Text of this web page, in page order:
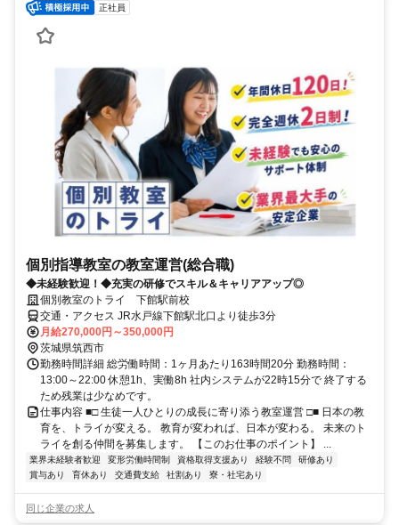
正社員
個別指導教室の教室運営(総合職)
◆未経験歓迎！◆充実の研修でスキル＆キャリアアップ◎
個別教室のトライ 下館駅前校
交通・アクセス JR水戸線下館駅北口より徒歩3分
月給270,000円～350,000円
茨城県筑西市
勤務時間詳細 総労働時間：1ヶ月あたり163時間20分 勤務時間：
13:00～22:00 休憩1h、実働8h 社内システムが22時15分で 終了する
ため残業は少なめです。
仕事内容 ■□ 生徒一人ひとりの成長に寄り添う教室運営 □■ 日本の教
育を、トライが変える。 教育が変われば、日本が変わる。 未来のト
ライを創る仲間を募集します。 【このお仕事のポイント】 ...
業界未経験者歓迎 変形労働時間制 資格取得支援あり 経験不問
研修あり
賞与あり
育休あり 交通費支給 社割あり 寮・社宅あり
同じ企業の求人